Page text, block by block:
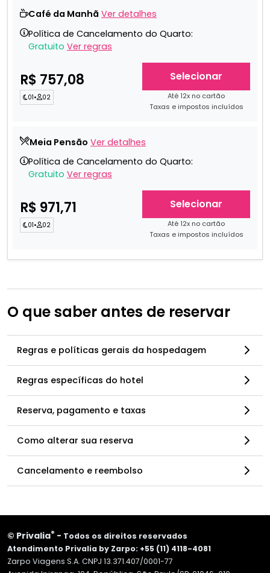
Café da Manhã Ver detalhes
Política de Cancelamento do Quarto:
Gratuito Ver regras
R$ 757,08
01• 02
Selecionar
Até 12x no cartão
Taxas e impostos incluídos
Meia Pensão Ver detalhes
Política de Cancelamento do Quarto:
Gratuito Ver regras
R$ 971,71
01• 02
Selecionar
Até 12x no cartão
Taxas e impostos incluídos
O que saber antes de reservar
Regras e políticas gerais da hospedagem
Regras específicas do hotel
Reserva, pagamento e taxas
Como alterar sua reserva
Cancelamento e reembolso
© Privalia® - Todos os direitos reservados
Atendimento Privalia by Zarpo: +55 (11) 4118-4081
Zarpo Viagens S.A. CNPJ 13.371.407/0001-77